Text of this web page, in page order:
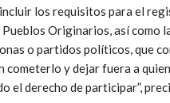
los requisitos para el
Originarios, así como
o partidos políticos, que
cometerlo y dejar fuera a
el derecho de participar”,